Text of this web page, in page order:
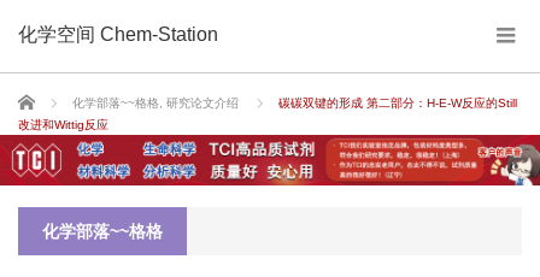
化学空间 Chem-Station
Home 化学部落~~格格 研究论文介绍
碳碳双键的形成 第二部分：H-E-W反应的Still
改进和Wittig反应
化学部落~~格格